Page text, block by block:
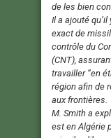
de les bien
Il a ajouté
exact de
contrôle du
(CNT),
travailler “en
région afin de
aux frontières.
M. Smith a
est en Algérie